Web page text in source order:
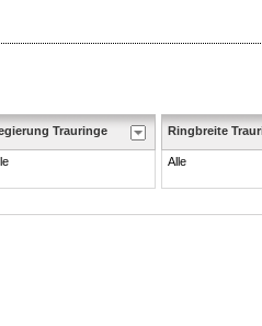
Trauringe Ringbreite
Alle